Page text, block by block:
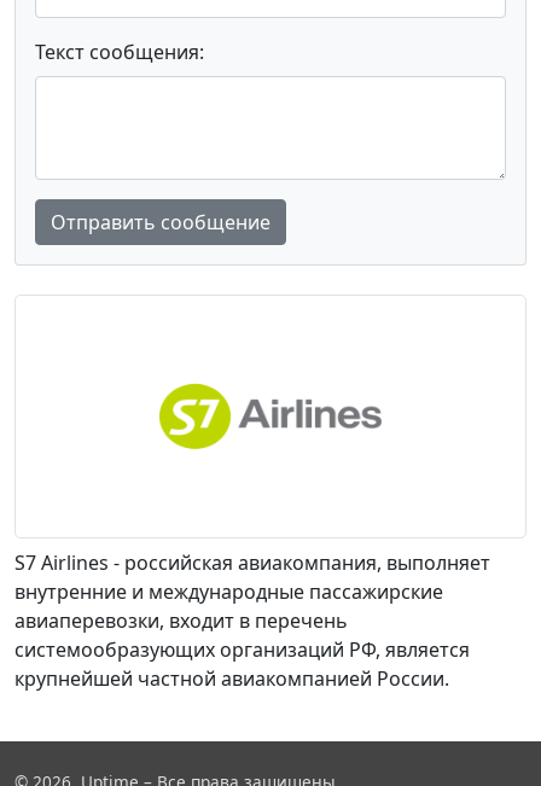
Текст сообщения:
Отправить сообщение
S7 Airlines - российская авиакомпания, выполняет
внутренние и международные пассажирские
авиаперевозки, входит в перечень
системообразующих организаций РФ, является
крупнейшей частной авиакомпанией России.